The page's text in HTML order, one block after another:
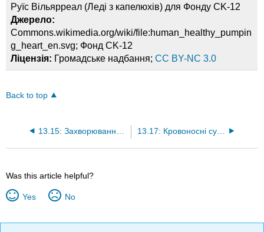
Руїс Вільярреал (Леді з капелюхів) для Фонду CK-12
Джерело:
Commons.wikimedia.org/wiki/file:human_healthy_pumpin
g_heart_en.svg; Фонд CK-12
Ліцензія: Громадське надбання;CC BY-NC 3.0
Back to top
13.17: Кровоносні судини
Was this article helpful?
Yes No